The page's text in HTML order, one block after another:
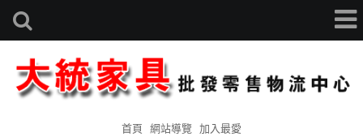
首頁 網站導覽 加入最愛